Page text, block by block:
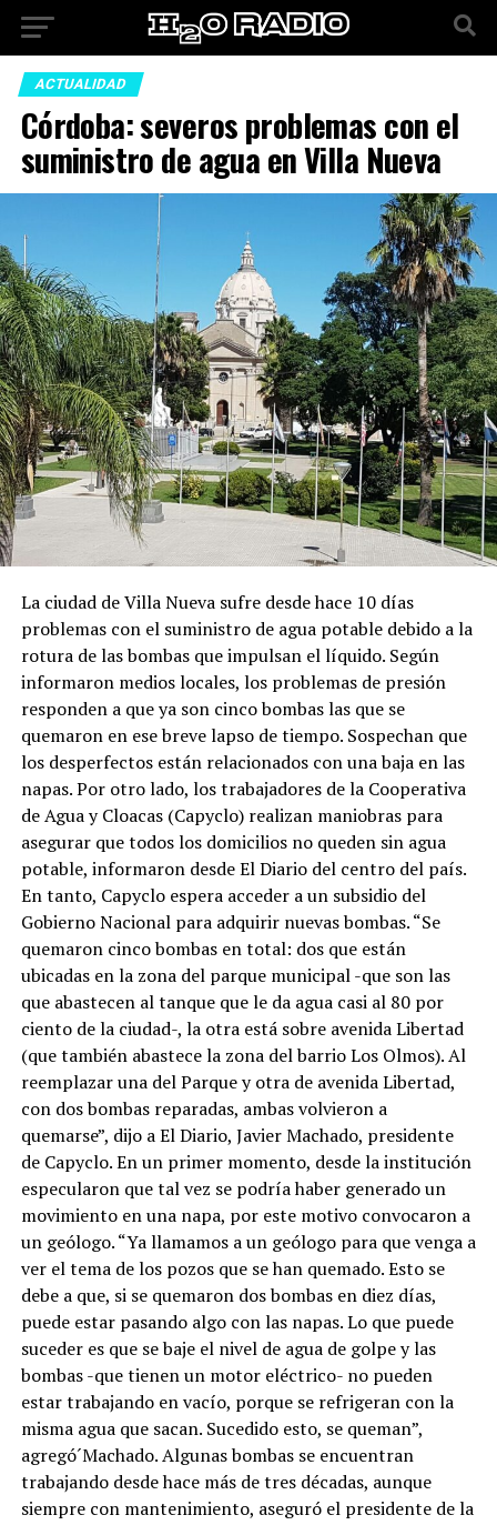
ACTUALIDAD
Córdoba: severos problemas con el
suministro de agua en Villa Nueva
La ciudad de Villa Nueva sufre desde hace 10 días
problemas con el suministro de agua potable debido a la
rotura de las bombas que impulsan el líquido. Según
informaron medios locales, los problemas de presión
responden a que ya son cinco bombas las que se
quemaron en ese breve lapso de tiempo. Sospechan que
los desperfectos están relacionados con una baja en las
napas. Por otro lado, los trabajadores de la Cooperativa
de Agua y Cloacas (Capyclo) realizan maniobras para
asegurar que todos los domicilios no queden sin agua
potable, informaron desde El Diario del centro del país.
En tanto, Capyclo espera acceder a un subsidio del
Gobierno Nacional para adquirir nuevas bombas. “Se
quemaron cinco bombas en total: dos que están
ubicadas en la zona del parque municipal -que son las
que abastecen al tanque que le da agua casi al 80 por
ciento de la ciudad-, la otra está sobre avenida Libertad
(que también abastece la zona del barrio Los Olmos). Al
reemplazar una del Parque y otra de avenida Libertad,
con dos bombas reparadas, ambas volvieron a
quemarse”, dijo a El Diario, Javier Machado, presidente
de Capyclo. En un primer momento, desde la institución
especularon que tal vez se podría haber generado un
movimiento en una napa, por este motivo convocaron a
un geólogo. “Ya llamamos a un geólogo para que venga a
ver el tema de los pozos que se han quemado. Esto se
debe a que, si se quemaron dos bombas en diez días,
puede estar pasando algo con las napas. Lo que puede
suceder es que se baje el nivel de agua de golpe y las
bombas -que tienen un motor eléctrico- no pueden
estar trabajando en vacío, porque se refrigeran con la
misma agua que sacan. Sucedido esto, se queman”,
agregó´Machado. Algunas bombas se encuentran
trabajando desde hace más de tres décadas, aunque
siempre con mantenimiento, aseguró el presidente de la